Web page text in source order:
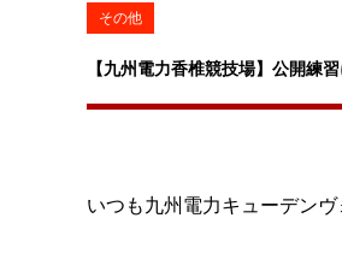
その他
【九州電力香椎競技場】公開練
いつも九州電力キューデン